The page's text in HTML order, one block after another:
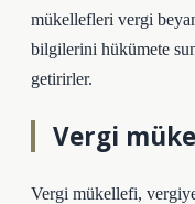
mükellefleri vergi
bilgilerini hükümete
getirirler.
Vergi
Vergi mükellefi,